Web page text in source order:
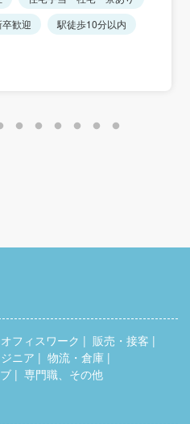
歓迎
駅徒歩10分以内
フィスワーク
販売・接客
ニア
物流・倉庫
専門職、その他